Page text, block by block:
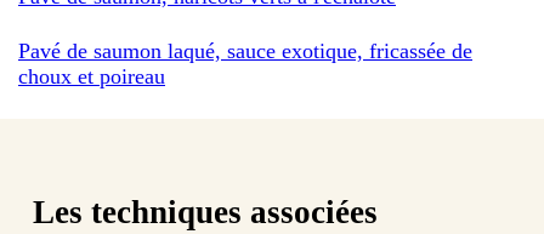
Pavé de saumon laqué, sauce exotique, fricassée de
choux et poireau
Les techniques associées